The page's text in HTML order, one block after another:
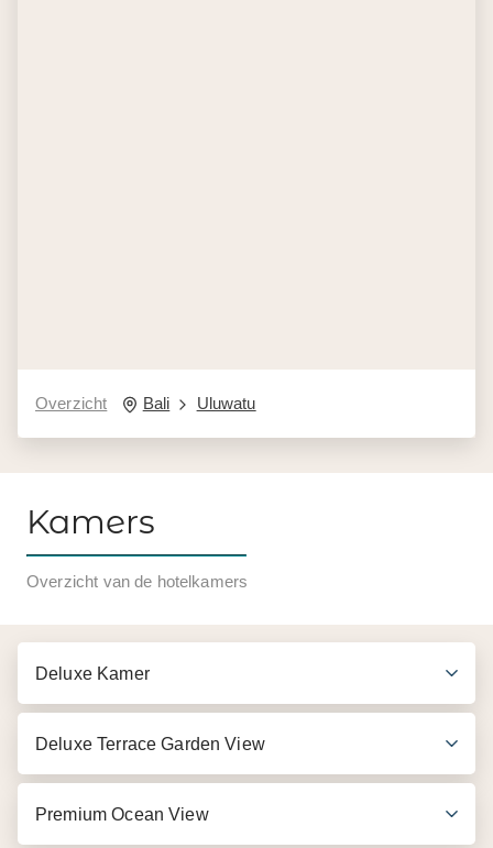
Overzicht Bali Uluwatu
Kamers
Overzicht van de hotelkamers
Deluxe Kamer
Deluxe Terrace Garden View
Premium Ocean View